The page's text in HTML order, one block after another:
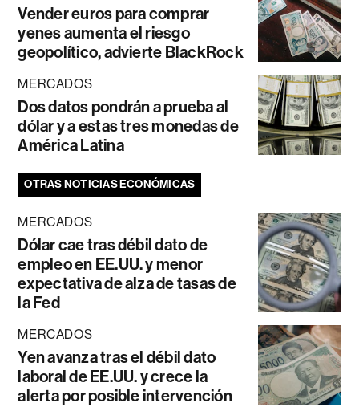
Vender euros para comprar
yenes aumenta el riesgo
geopolítico, advierte BlackRock
MERCADOS
Dos datos pondrán a prueba al
dólar y a estas tres monedas de
América Latina
OTRAS NOTICIAS ECONÓMICAS
MERCADOS
Dólar cae tras débil dato de
empleo en EE.UU. y menor
expectativa de alza de tasas de
la Fed
MERCADOS
Yen avanza tras el débil dato
laboral de EE.UU. y crece la
alerta por posible intervención